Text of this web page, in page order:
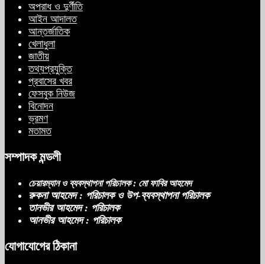
যুক্তরাষ্ট্রের নতুন নীতি
অপরাধ ও দুর্ণীতি
আইন আদালত
আন্তর্জাতিক
খেলাধুলা
জাতীয়
তথ্যপ্রযুক্তি
প্রবাসের খবর
ফেসবুক নিউজ
বিনোদন
ভ্রমণ
মতামত
সম্পাদক মন্ডলী
চেয়ারম্যান ও ব্যবস্থাপনা পরিচালক : মো ফাবির আহমেদ
রুকনা আহমেদ : পরিচালক ও উপ-ব্যবস্থাপনা পরিচালক
তানভীর আহমেদ : পরিচালক
আনভীর আহমেদ : পরিচালক
যোগাযোগের ঠিকানা